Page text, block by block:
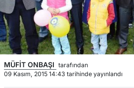
MÜFİT ONBAŞI tarafından
09 Kasım, 2015 14:43 tarihinde yayınlandı